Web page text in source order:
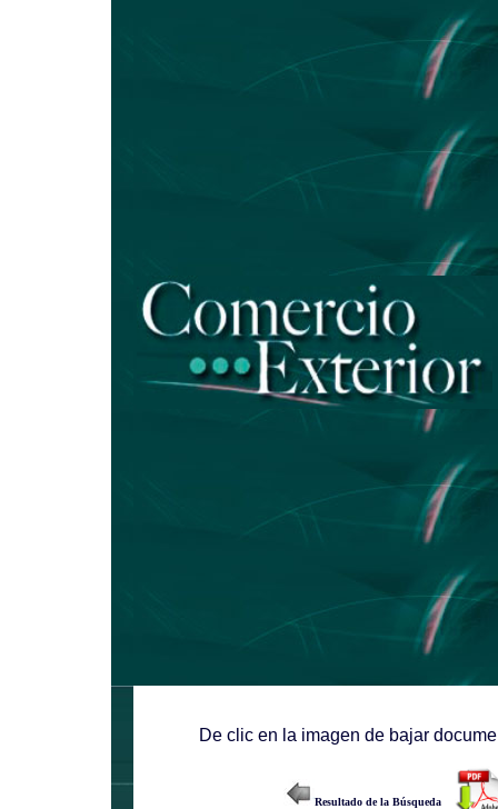
De clic en la imagen de bajar
Resultado de la Búsqueda